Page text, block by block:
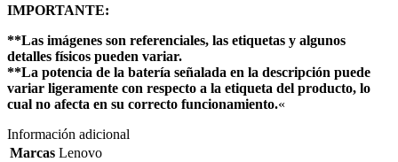
IMPORTANTE:
**Las imágenes son referenciales, las etiquetas y algunos
detalles físicos pueden variar.
**La potencia de la batería señalada en la descripción puede
variar ligeramente con respecto a la etiqueta del producto, lo
cual no afecta en su correcto funcionamiento.«
Información adicional
Marcas Lenovo